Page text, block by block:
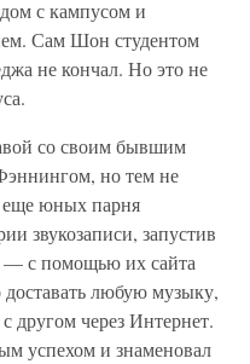
с кампусом и
Сам Шон студентом
не кончал. Но это не
со своим бывшим
но тем не
еще юных парня
звукозаписи, запустив
— с помощью их сайта
любую музыку,
другом через Интернет.
успехом и знаменовал